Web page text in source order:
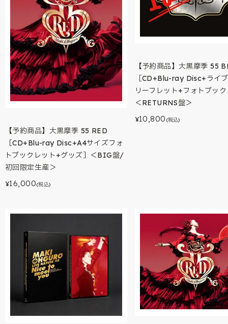
【予約商品】大黒摩季 55 RED
［CD+Blu-ray Disc+A4サイズフォ
トブックレット+グッズ］＜BIG盤/
初回限定生産＞
¥16,000(税込)
【予約商品】大黒摩季 55
［CD+Blu-ray Disc+ライ
リーフレット+フォトブッ
＜RETURNS盤＞
¥10,800 (税込)